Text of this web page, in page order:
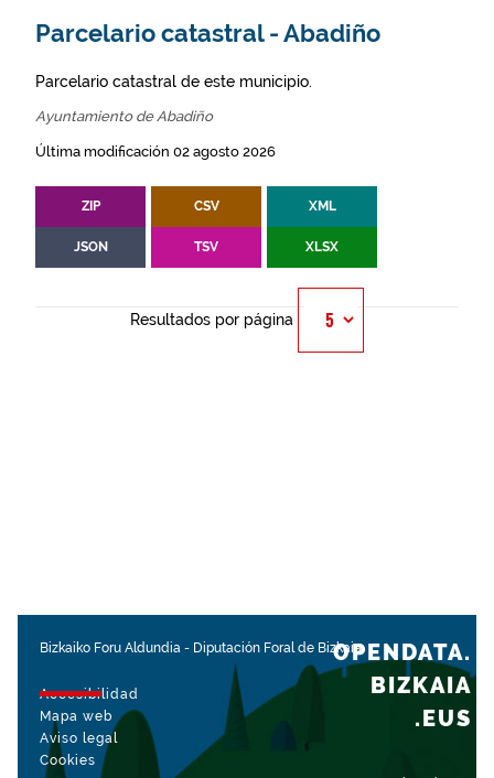
Parcelario catastral - Abadiño
Parcelario catastral de este municipio.
Ayuntamiento de Abadiño
Última modificación 02 agosto 2026
ZIP CSV XML
JSON TSV XLSX
Resultados por página
Bizkaiko Foru Aldundia - Diputación Foral de Bizkaia
Accesibilidad
Mapa web
Aviso legal
Cookies
OPENDATA.
BIZKAIA
.EUS